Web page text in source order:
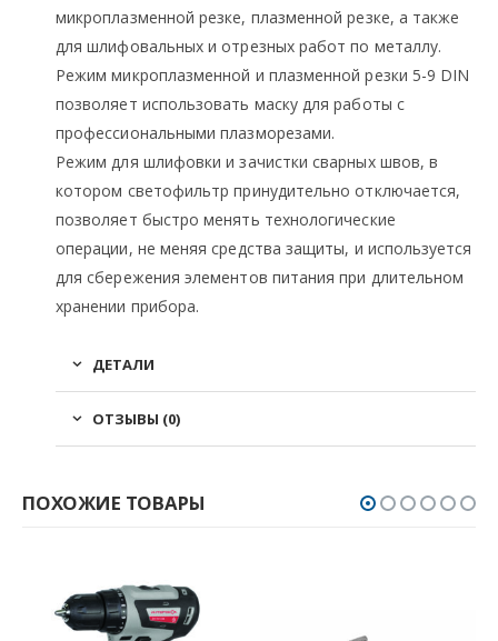
микроплазменной резке, плазменной резке, а также
для шлифовальных и отрезных работ по металлу.
Режим микроплазменной и плазменной резки 5-9 DIN
позволяет использовать маску для работы с
профессиональными плазморезами.
Режим для шлифовки и зачистки сварных швов, в
котором светофильтр принудительно отключается,
позволяет быстро менять технологические
операции, не меняя средства защиты, и используется
для сбережения элементов питания при длительном
хранении прибора.
ДЕТАЛИ
ОТЗЫВЫ (0)
ПОХОЖИЕ ТОВАРЫ